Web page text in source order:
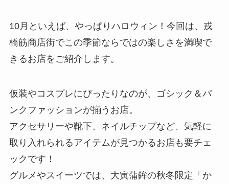
10月といえば、やっぱりハロウィン！今回は、戎
橋筋商店街でこの季節ならではの楽しさを満喫で
きるお店をご紹介します。
仮装やコスプレにぴったりなのが、ゴシック＆パ
ンクファッションが揃うお店。
アクセサリーや靴下、ネイルチップなど、気軽に
取り入れられるアイテムが見つかるお店も要チェ
ックです！
グルメやスイーツでは、大寅蒲鉾の秋冬限定「か